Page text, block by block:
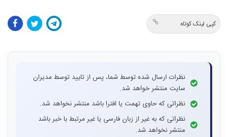
کپی لینک کوتاه
نظرات ارسال شده توسط شما، پس از تایید توسط مدیران
سایت منتشر خواهد شد.
نظراتی که حاوی تهمت یا افترا باشد منتشر نخواهد شد.
نظراتی که به غیر از زبان فارسی یا غیر مرتبط با خبر باشد
منتشر نخواهد شد.